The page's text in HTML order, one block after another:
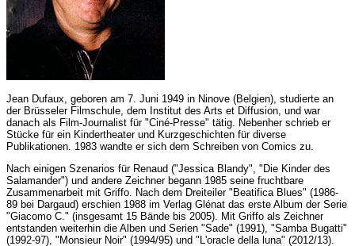
Jean Dufaux, geboren am 7. Juni 1949 in Ninove (Belgien), studierte an
der Brüsseler Filmschule, dem Institut des Arts et Diffusion, und war
danach als Film-Journalist für "Ciné-Presse" tätig. Nebenher schrieb er
Stücke für ein Kindertheater und Kurzgeschichten für diverse
Publikationen. 1983 wandte er sich dem Schreiben von Comics zu.
Nach einigen Szenarios für Renaud ("Jessica Blandy", "Die Kinder des
Salamander") und andere Zeichner begann 1985 seine fruchtbare
Zusammenarbeit mit Griffo. Nach dem Dreiteiler "Beatifica Blues" (1986-
89 bei Dargaud) erschien 1988 im Verlag Glénat das erste Album der Serie
"Giacomo C." (insgesamt 15 Bände bis 2005). Mit Griffo als Zeichner
entstanden weiterhin die Alben und Serien "Sade" (1991), "Samba Bugatti"
(1992-97), "Monsieur Noir" (1994/95) und "L'oracle della luna" (2012/13).